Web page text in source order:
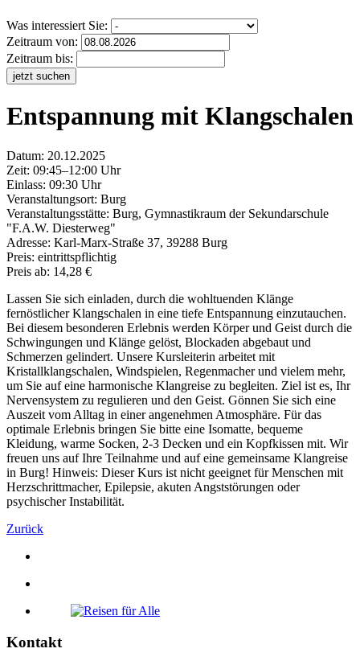
Was interessiert Sie:
Zeitraum von:
Zeitraum bis:
jetzt suchen
Entspannung mit Klangschalen
Datum: 20.12.2025
Zeit: 09:45–12:00 Uhr
Einlass: 09:30 Uhr
Veranstaltungsort: Burg
Veranstaltungsstätte: Burg, Gymnastikraum der Sekundarschule
"F.A.W. Diesterweg"
Adresse: Karl-Marx-Straße 37, 39288 Burg
Preis: eintrittspflichtig
Preis ab: 14,28 €
Lassen Sie sich einladen, durch die wohltuenden Klänge
fernöstlicher Klangschalen in eine tiefe Entspannung einzutauchen.
Bei diesem besonderen Erlebnis werden Körper und Geist durch die
Schwingungen und Klänge gelöst, Blockaden abgebaut und
Schmerzen gelindert. Unsere Kursleiterin arbeitet mit
Kristallklangschalen, Windspielen, Regenmacher und vielem mehr,
um Sie auf eine harmonische Klangreise zu begleiten. Ziel ist es, Ihr
Nervensystem zu regulieren und den Geist. Gönnen Sie sich eine
Auszeit vom Alltag in einer angenehmen Atmosphäre. Für das
optimale Erlebnis bringen Sie bitte eine Isomatte, bequeme
Kleidung, warme Socken, 2-3 Decken und ein Kopfkissen mit. Wir
freuen uns auf Ihre Teilnahme und auf eine gemeinsame Klangreise
in Burg! Hinweis: Dieser Kurs ist nicht geeignet für Menschen mit
Herzschrittmacher, Epilepsie, akuten Angststörungen oder
psychischer Instabilität.
Zurück
Kontakt